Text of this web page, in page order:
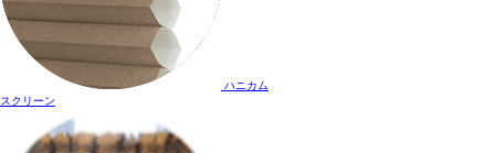
ハニカム
スクリーン